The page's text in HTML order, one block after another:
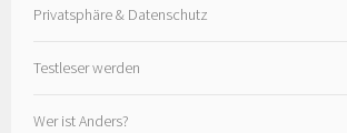
Privatsphäre & Datenschutz
Testleser werden
Wer ist Anders?